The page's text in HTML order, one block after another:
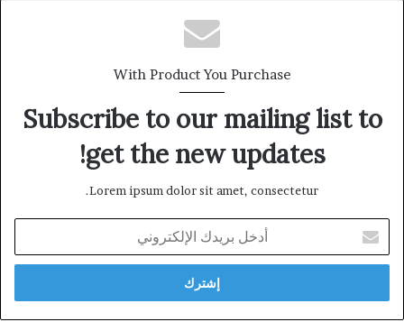
With Product You Purchase
Subscribe to our mailing list to
get the new updates!
Lorem ipsum dolor sit amet, consectetur.
بريدك
الإلكتروني